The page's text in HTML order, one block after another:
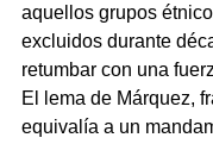
aquellos grupos
excluidos durante
retumbar con una
El lema de Márquez,
equivalía a un